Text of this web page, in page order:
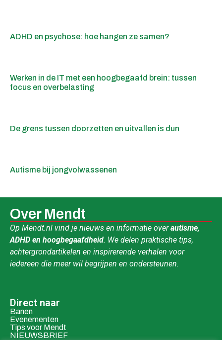
ADHD en psychose: hoe hangen ze samen?
Werken in de IT met een hoogbegaafd brein: tussen
focus en overbelasting
De grens tussen doorzetten en uitvallen is dun
Autisme bij jongvolwassenen
Over Mendt
Op Mendt.nl vind je nieuws en informatie overautisme,
ADHD en hoogbegaafdheid. We delen praktische tips,
achtergrondartikelen en inspirerende verhalen voor
iedereen die meer wil begrijpen en ondersteunen.
Direct naar
Banen
Evenementen
Tips voor Mendt
NIEUWSBRIEF